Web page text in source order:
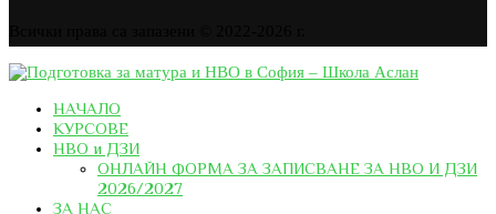
НАЧАЛО
КУРСОВЕ
НВО и ДЗИ
ОНЛАЙН ФОРМА ЗА ЗАПИСВАНЕ ЗА НВО И ДЗИ
2026/2027
ЗА НАС